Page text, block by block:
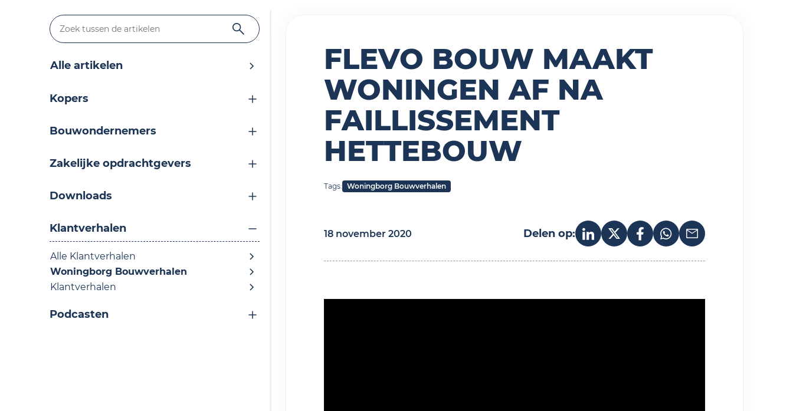
Zoek tussen de artikelen
Zoeken
Alle artikelen
Kopers
Bouwondernemers
Zakelijke opdrachtgevers
Downloads
Klantverhalen
Alle Klantverhalen
Woningborg Bouwverhalen
Klantverhalen
Podcasten
FLEVO BOUW MAAKT
WONINGEN AF NA
FAILLISSEMENT
HETTEBOUW
Tags: Woningborg Bouwverhalen
18 november 2020 Delen op:
Deel op LinkedIn